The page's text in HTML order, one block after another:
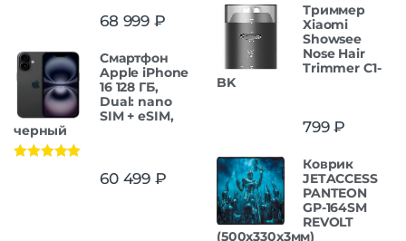
68 999 ₽
Смартфон
Apple iPhone
16 128 ГБ,
Dual: nano
SIM + eSIM,
черный
60 499 ₽
Триммер
Xiaomi
Showsee
Nose Hair
Trimmer C1-
BK
799₽
Коврик
JETACCESS
PANTEON
GP-164SM
REVOLT
(500x330x3мм)